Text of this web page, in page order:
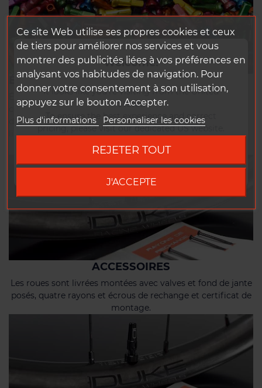
Welcome!
It looks like you're visiting from the United
States.
To ensure the best experience and correct
pricing, please visit our dedicated US website.
Go to DUKE US site
ÉCROUS
Écrous en aluminium avec filetage freiné, proposés en 16
coloris : noir, rouge, argent, gris métal, bleu, bleu aqua,
doré, doré clair, vert foncé, vert sirop menthe, vert citron,
lila, rose, rose fuchsia, orange et oil slick
ACCESSOIRES
Les roues sont livrées montées avec valves et fond de jante
posés, quatre rayons et écrous de rechange et certificat de
montage.
Ce site Web utilise ses propres cookies et ceux
de tiers pour améliorer nos services et vous
montrer des publicités liées à vos préférences en
analysant vos habitudes de navigation. Pour
donner votre consentement à son utilisation,
appuyez sur le bouton Accepter.
Plus d'informations Personnaliser les cookies
REJETER TOUT
J'ACCEPTE